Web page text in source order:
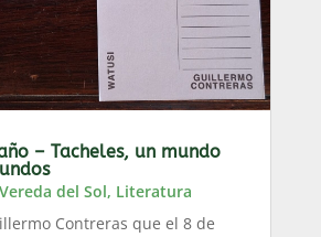
– Tacheles, un mundo
del Sol, Literatura
Contreras que el 8 de